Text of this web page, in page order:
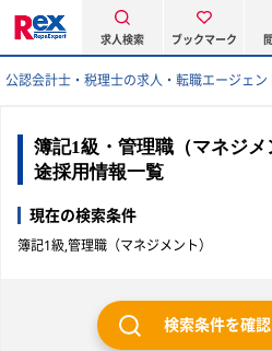
求人検索 ブックマーク
公認会計士・税理士の求人・転職エージェン
簿記1級・管理職（マネジ
途採用情報一覧
現在の検索条件
簿記1級,管理職（マネジメント）
検索条件を確